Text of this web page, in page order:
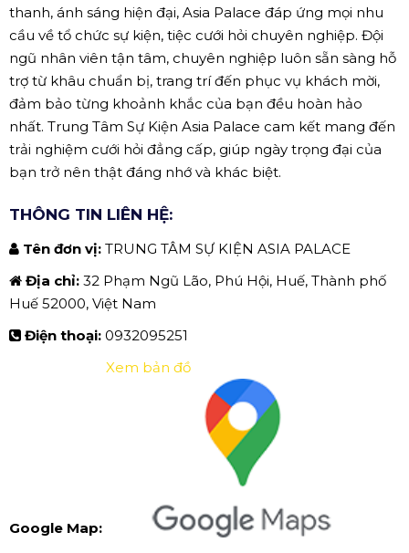
thanh, ánh sáng hiện đại, Asia Palace đáp ứng mọi nhu
cầu về tổ chức sự kiện, tiệc cưới hỏi chuyên nghiệp. Đội
ngũ nhân viên tận tâm, chuyên nghiệp luôn sẵn sàng hỗ
trợ từ khâu chuẩn bị, trang trí đến phục vụ khách mời,
đảm bảo từng khoảnh khắc của bạn đều hoàn hảo
nhất. Trung Tâm Sự Kiện Asia Palace cam kết mang đến
trải nghiệm cưới hỏi đẳng cấp, giúp ngày trọng đại của
bạn trở nên thật đáng nhớ và khác biệt.
THÔNG TIN LIÊN HỆ:
Tên đơn vị: TRUNG TÂM SỰ KIỆN ASIA PALACE
Địa chỉ: 32 Phạm Ngũ Lão, Phú Hội, Huế, Thành phố
Huế 52000, Việt Nam
Điện thoại: 0932095251
Google Map:
Xem bản đồ